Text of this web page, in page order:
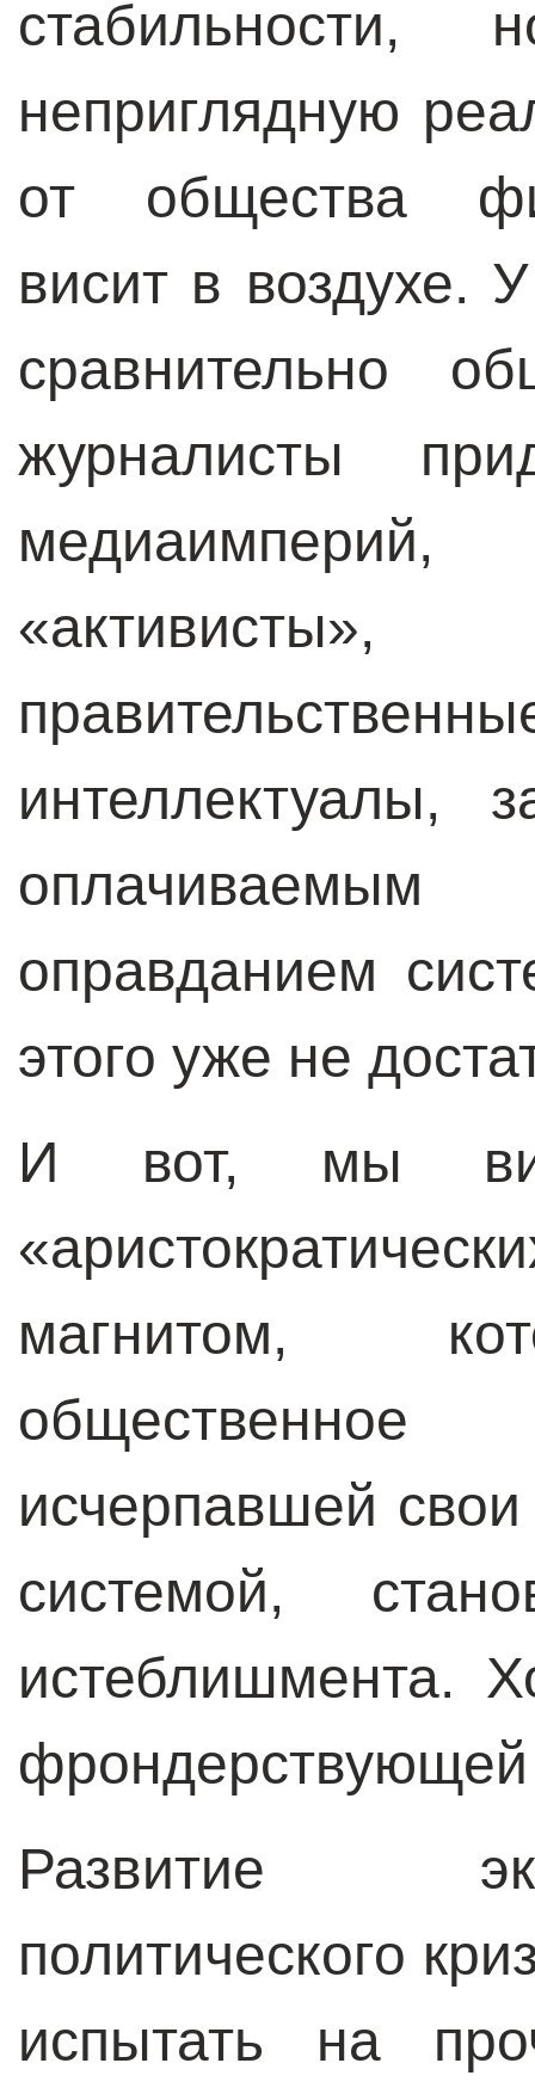
стабильности,
неприглядную
от общества
висит в воздухе.
сравнительно
журналисты
медиаимперий,
интеллектуалы,
оправданием
этого уже не
И вот, мы
магнитом,
исчерпавшей
системой,
истеблишмента.
фрондерствующей
Развитие
политического
испытать на